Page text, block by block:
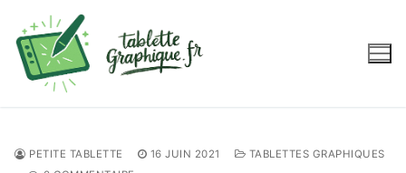
contenu
PETITE TABLETTE 16 JUIN 2021
TABLETTES GRAPHIQUES